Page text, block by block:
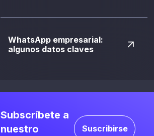
WhatsApp empresarial:
algunos datos claves
Subscríbete a
nuestro
Suscribirse